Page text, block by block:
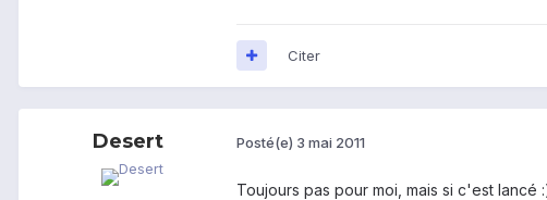
Citer
Desert Posté(e) 3 mai 2011
Toujours pas pour moi, mais si c'est lancé